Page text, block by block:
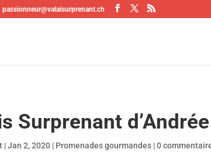
passionneur@valaisurprenant.ch
Surprenant
|Jan 2, 2020 | Promenades gourmandes |0